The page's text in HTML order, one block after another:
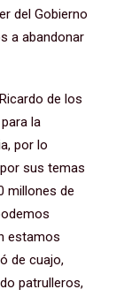
del Gobierno
a abandonar
de los
la
por lo
sus temas
millones de
estamos
de cuajo,
patrulleros,